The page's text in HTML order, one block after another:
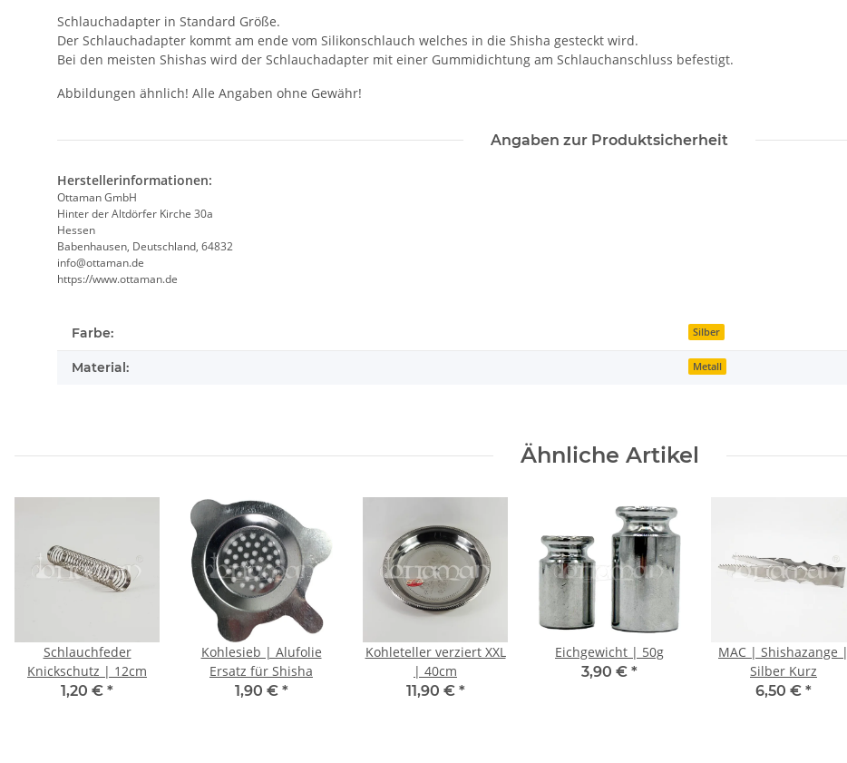
Schlauchadapter in Standard Größe.
Der Schlauchadapter kommt am ende vom Silikonschlauch welches in die Shisha gesteckt wird.
Bei den meisten Shishas wird der Schlauchadapter mit einer Gummidichtung am Schlauchanschluss befestigt.
Abbildungen ähnlich! Alle Angaben ohne Gewähr!
Angaben zur Produktsicherheit
Herstellerinformationen:
Ottaman GmbH
Hinter der Altdörfer Kirche 30a
Hessen
Babenhausen, Deutschland, 64832
info@ottaman.de
https://www.ottaman.de
Farbe: Silber
Material: Metall
Ähnliche Artikel
Schlauchfeder
Knickschutz | 12cm
1,20 € *
Kohlesieb | Alufolie
Ersatz für Shisha
1,90 € *
Kohleteller verziert XXL
| 40cm
11,90 € *
Eichgewicht | 50g
3,90 € *
MAC | Shishazange |
Silber Kurz
6,50 € *